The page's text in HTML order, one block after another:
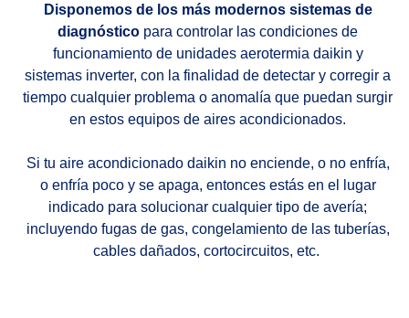
Disponemos de los más modernos sistemas de
diagnóstico para controlar las condiciones de
funcionamiento de unidades aerotermia daikin y
sistemas inverter, con la finalidad de detectar y corregir a
tiempo cualquier problema o anomalía que puedan surgir
en estos equipos de aires acondicionados.
Si tu aire acondicionado daikin no enciende, o no enfría,
o enfría poco y se apaga, entonces estás en el lugar
indicado para solucionar cualquier tipo de avería;
incluyendo fugas de gas, congelamiento de las tuberías,
cables dañados, cortocircuitos, etc.